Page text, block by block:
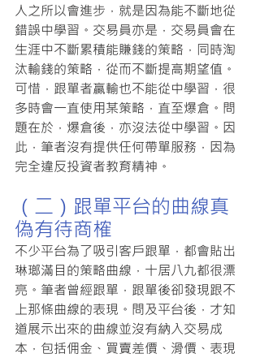
人之所以會進步，就是因為能不斷地從
錯誤中學習。交易員亦是，交易員會在
生涯中不斷累積能賺錢的策略，同時淘
汰輸錢的策略，從而不斷提高期望值。
可惜，跟單者贏輸也不能從中學習，很
多時會一直使用某策略，直至爆倉。問
題在於，爆倉後，亦沒法從中學習。因
此，筆者沒有提供任何帶單服務，因為
完全違反投資者教育精神。
（二）跟單平台的曲線真
偽有待商榷
不少平台為了吸引客戶跟單，都會貼出
琳瑯滿目的策略曲線，十居八九都很漂
亮。筆者曾經跟單，跟單後卻發現跟不
上那條曲線的表現。問及平台後，才知
道展示出來的曲線並沒有納入交易成
本，包括佣金、買賣差價、滑價、表現